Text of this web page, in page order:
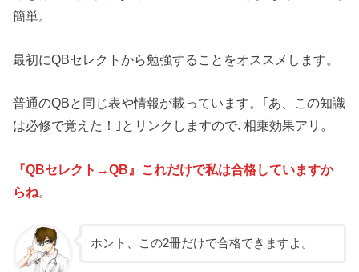
簡単。
最初にQBセレクトから勉強することをオススメします。
普通のQBと同じ表や情報が載っています。｢あ、この知識
は必修で覚えた！｣とリンクしますので､相乗効果アリ。
『QBセレクト→QB』これだけで私は合格していますか
らね。
ホント、この2冊だけで合格できますよ。